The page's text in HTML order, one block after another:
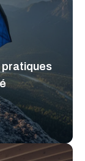
pratiques